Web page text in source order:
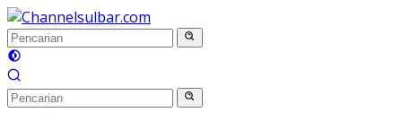
Langsung
ke
konten